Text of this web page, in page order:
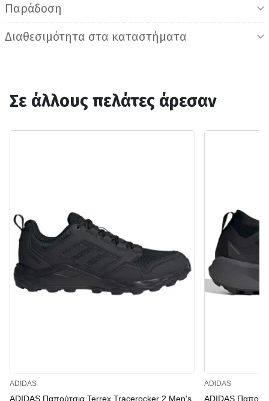
Παράδοση
Διαθεσιμότητα στα καταστήματα
Σε άλλους πελάτες άρεσαν
ADIDAS
ADIDAS Παπούτσια Terrex Tracerocker 2 Men's
ADIDAS
ADIDAS